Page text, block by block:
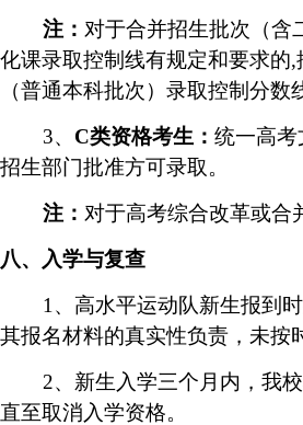
注： 对于合并招生批次（含
化课录取控制线有规定和要求的,
（普通本科批次）录取控制分数
3、 C类资格考生： 统一高
招生部门批准方可录取。
注： 对于高考综合改革或合
八、入学与复查
1 、高水平运动队新生报到
其报名材料的真实性负责，未按
2、新生入学三个月内，我
直至取消入学资格。